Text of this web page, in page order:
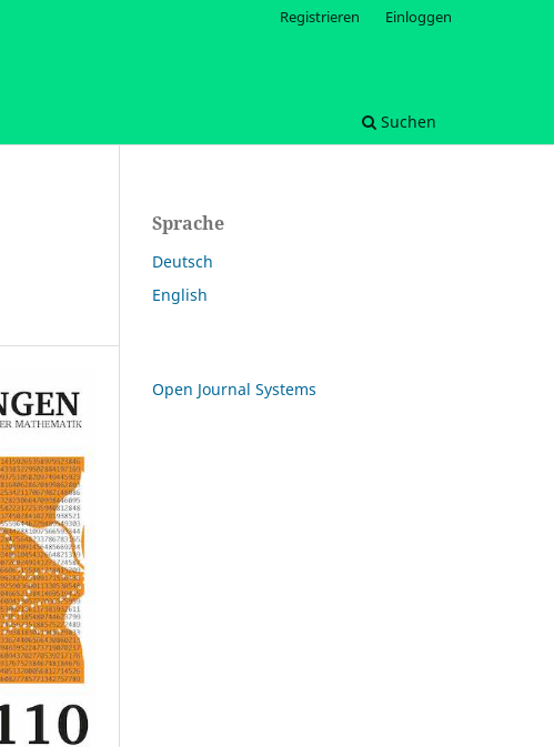
Suchen
Registrieren Einloggen
Sprache
Deutsch
English
Open Journal Systems